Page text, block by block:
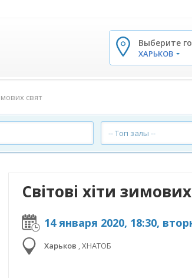
Выберите
ХАРЬКОВ
свят
-- Топ залы --
Світові хіти
14 января 2020, 18:30,
Харьков ,ХНАТОБ